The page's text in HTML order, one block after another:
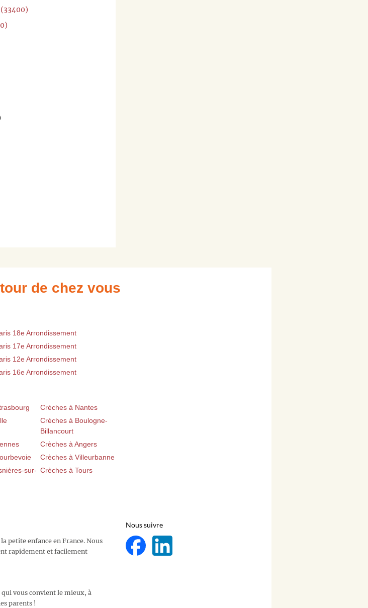
de chez vous
18e Arrondissement
17e Arrondissement
12e Arrondissement
16e Arrondissement
Crèches à Nantes
Crèches à Boulogne-
Billancourt
Crèches à Angers
Crèches à Villeurbanne
sur- Crèches à Tours
petite enfance en France. Nous
rapidement et facilement
vous convient le mieux, à
parents !
Nous suivre